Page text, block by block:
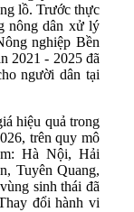
lồ. Trước thực
nông dân xử lý
nghiệp Bền
2021 - 2025 đã
người dân tại
hiệu quả trong
trên quy mô
Hà Nội, Hải
Tuyên Quang,
sinh thái đã
đổi hành vi